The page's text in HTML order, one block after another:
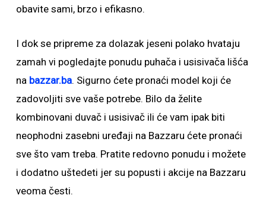
obavite sami, brzo i efikasno.
I dok se pripreme za dolazak jeseni polako hvataju
zamah vi pogledajte ponudu puhača i usisivača lišća
na bazzar.ba. Sigurno ćete pronaći model koji će
zadovoljiti sve vaše potrebe. Bilo da želite
kombinovani duvač i usisivač ili će vam ipak biti
neophodni zasebni uređaji na Bazzaru ćete pronaći
sve što vam treba. Pratite redovno ponudu i možete
i dodatno uštedeti jer su popusti i akcije na Bazzaru
veoma česti.